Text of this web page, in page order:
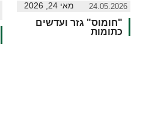
24.05.2026 מאי 24, 2026
"חומוס" גזר ועדשים
כתומות